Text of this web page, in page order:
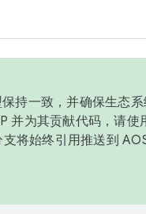
持一致，并确保生态
并为其贡献代码，请使
支将始终引用推送到